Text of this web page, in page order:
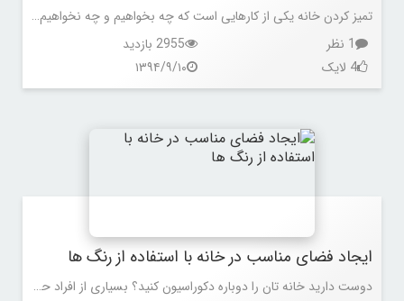
تمیز کردن خانه یکی از کارهایی است که چه بخواهیم و چه نخواهیم باید انجام شود، اما اگر شما هم به دنبال آسانتر کردن کارها برای تمیز کردن خانه تان هستید با ما در این مقاله همراه باشید
1 نظر
2955 بازدید
4 لایک
۱۳۹۴/۹/۱۰
ایجاد فضای مناسب در خانه با استفاده از رنگ ها
دوست دارید خانه تان را دوباره دکوراسیون کنید؟ بسیاری از افراد حس های متفاوتی از رنگ های مختلف دارند. رنگ ها، بدن، ذهن و احساسات ما را تحت تأثیر قرار می دهند. رنگ های مختلف تأثیرات متفاوتی روی شما می گذارند. بنابراین بعضی از رنگ ها بهتر و مناسب تر از رنگ های دیگر هستند. متن زیر درباره تأثیرات 12 رنگ مختلف برای ایجاد یک فضای مناسب در خانه است.